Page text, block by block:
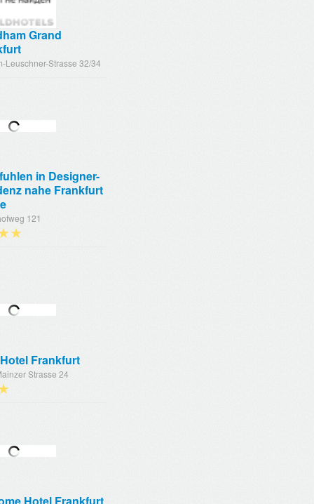
Grand
Leuschner-Strasse 32/34
in Designer-
nahe Frankfurt
121
Frankfurt
Strasse 24